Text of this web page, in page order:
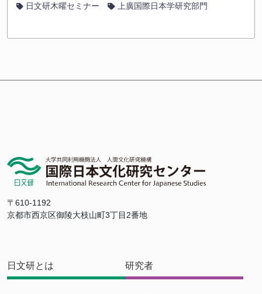
日文研木曜セミナー 上廣国際日本学研究部門
〒610-1192
京都市西京区御陵大枝山町3丁目2番地
日文研とは 研究者